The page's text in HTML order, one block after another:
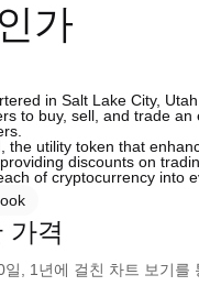
가
in Salt Lake City,
to buy, sell, and trade
utility token that
discounts on
of cryptocurrency into
가격
, 1년에 걸친 차트 보기